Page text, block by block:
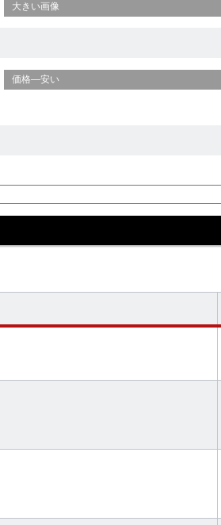
大きい画像
価格—安い